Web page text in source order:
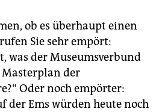
ob es überhaupt einen
Sie sehr empört:
was der Museumsverbund
Masterplan der
Oder noch empörter:
der Ems würden heute noch